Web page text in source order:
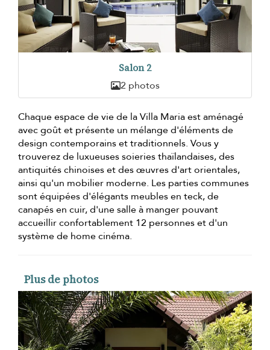
Salon 2
2 photos
Chaque espace de vie de la Villa Maria est aménagé
avec goût et présente un mélange d'éléments de
design contemporains et traditionnels. Vous y
trouverez de luxueuses soieries thaïlandaises, des
antiquités chinoises et des œuvres d'art orientales,
ainsi qu'un mobilier moderne. Les parties communes
sont équipées d'élégants meubles en teck, de
canapés en cuir, d'une salle à manger pouvant
accueillir confortablement 12 personnes et d'un
système de home cinéma.
Plus de photos